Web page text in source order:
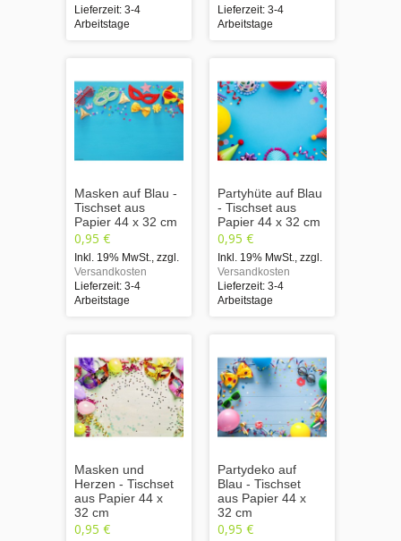
Lieferzeit: 3-4
Arbeitstage
Lieferzeit: 3-4
Arbeitstage
Masken auf Blau -
Tischset aus
Papier 44 x 32 cm
0,95 €
Inkl. 19% MwSt., zzgl.
Versandkosten
Lieferzeit: 3-4
Arbeitstage
Partyhüte auf Blau
- Tischset aus
Papier 44 x 32 cm
0,95 €
Inkl. 19% MwSt., zzgl.
Versandkosten
Lieferzeit: 3-4
Arbeitstage
Masken und
Herzen - Tischset
aus Papier 44 x
32 cm
0,95 €
Partydeko auf
Blau - Tischset
aus Papier 44 x
32 cm
0,95 €